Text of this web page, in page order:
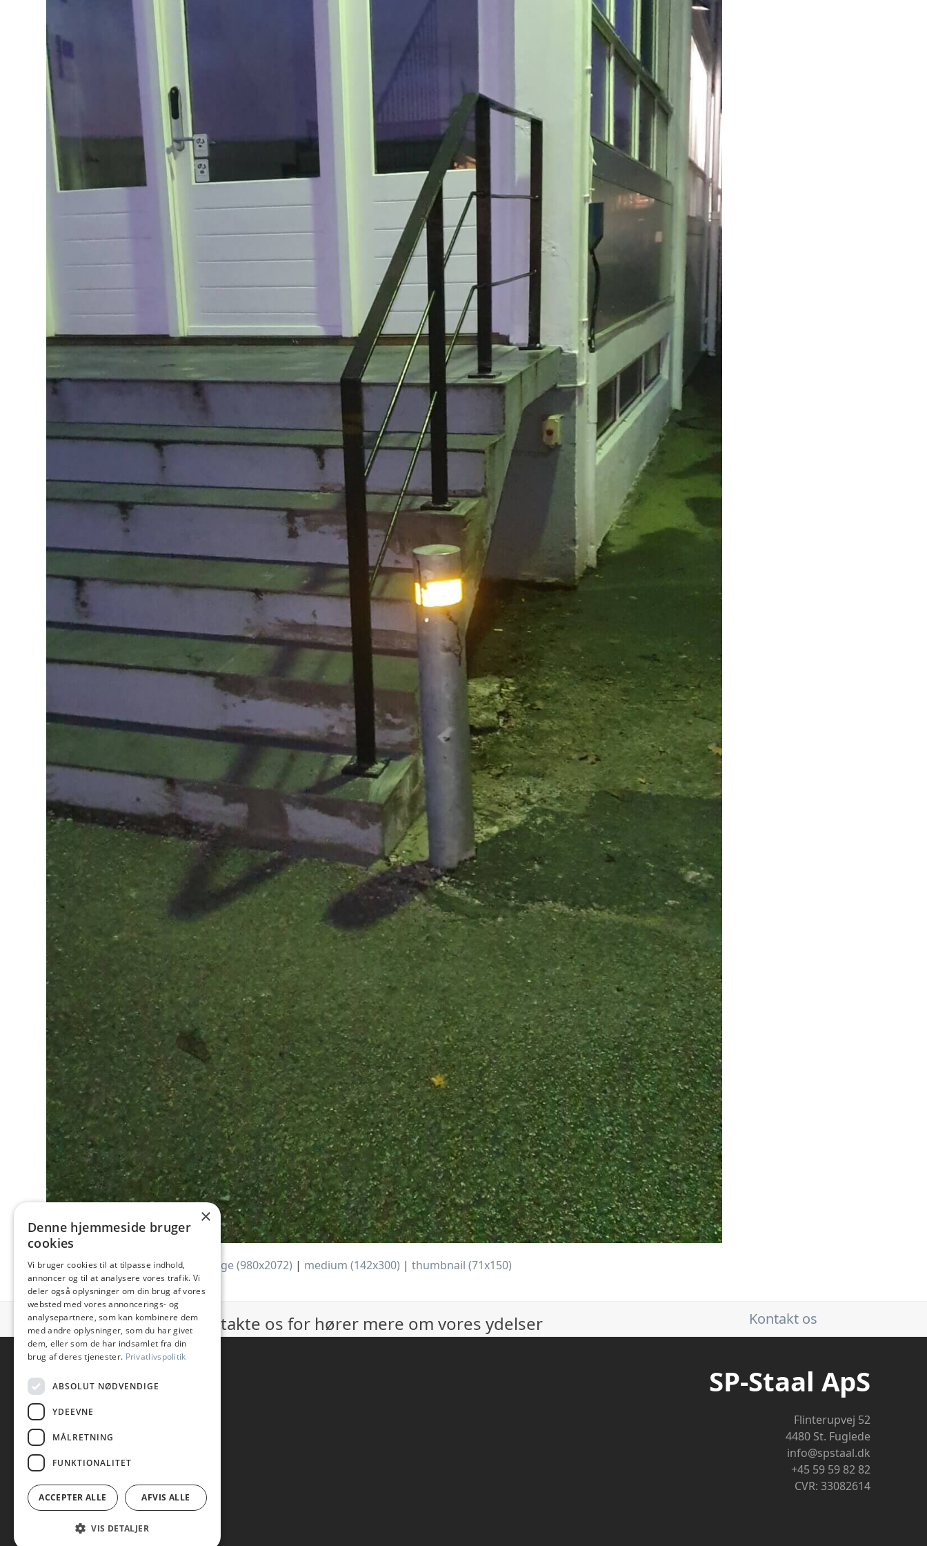
Downloads :full (1211x2560) large (980x2072) | medium (142x300) |thumbnail (71x150)
I er velkommen til kontakte os for hører mere om vores ydelser Kontakt os
SP-Staal ApS
Flinterupvej 52
4480 St. Fuglede
info@spstaal.dk
+45 59 59 82 82
CVR: 33082614
×
Denne hjemmeside bruger
cookies
Vi bruger cookies til at tilpasse indhold,
annoncer og til at analysere vores trafik. Vi
deler også oplysninger om din brug af vores
websted med vores annoncerings- og
analysepartnere, som kan kombinere dem
med andre oplysninger, som du har givet
dem, eller som de har indsamlet fra din
brug af deres tjenester. Privatlivspolitik
ABSOLUT NØDVENDIGE
YDEEVNE
MÅLRETNING
FUNKTIONALITET
ACCEPTER ALLE AFVIS ALLE
VIS DETALJER